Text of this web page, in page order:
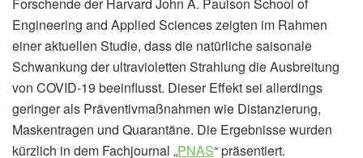
Engineering and Applied Sciences zeigten im Rahmen
einer aktuellen Studie, dass die natürliche saisonale
Schwankung der ultravioletten Strahlung die Ausbreitung
von COVID-19 beeinflusst. Dieser Effekt sei allerdings
geringer als Präventivmaßnahmen wie Distanzierung,
Maskentragen und Quarantäne. Die Ergebnisse wurden
kürzlich in dem Fachjournal „PNAS“ präsentiert.